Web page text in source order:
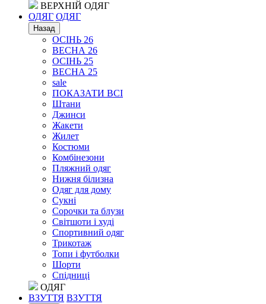
ВЕРХНІЙ ОДЯГ
ОДЯГ ОДЯГ
Назад
ОСІНЬ 26
ВЕСНА 26
ОСІНЬ 25
ВЕСНА 25
sale
ПОКАЗАТИ ВСІ
Штани
Джинси
Жакети
Жилет
Костюми
Комбінезони
Пляжний одяг
Нижня білизна
Одяг для дому
Сукні
Сорочки та блузи
Світшоти і худі
Спортивний одяг
Трикотаж
Топи і футболки
Шорти
Спідниці
ОДЯГ
ВЗУТТЯ ВЗУТТЯ